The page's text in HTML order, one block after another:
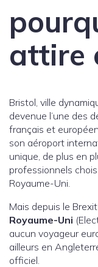
attire
Bristol, ville
devenue l’une des
français et
son aéroport
unique, de plus en
professionnels
Royaume-Uni.
Mais depuis le
Royaume-Uni
aucun voyageur
ailleurs en
officiel.